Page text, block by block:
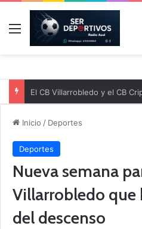
Menú
Inicio / Deportes
Deportes
Nueva semana
Villarrobledo que
del descenso